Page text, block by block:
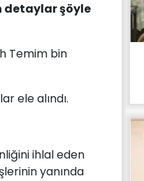
detaylar şöyle
Temim bin
ele alındı.
ihlal eden
yanında